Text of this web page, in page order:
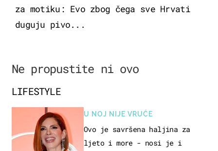
za motiku: Evo zbog čega sve Hrvati
duguju pivo...
Ne propustite ni ovo
LIFESTYLE
U NOJ NIJE VRUĆE
Ovo je savršena haljina za
ljeto i more - nosi je i